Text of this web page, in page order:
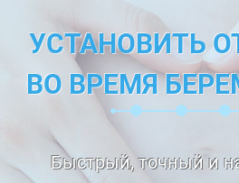
УСТАНОВИТЬ
ВО ВРЕМЯ
Быстрый, точный и